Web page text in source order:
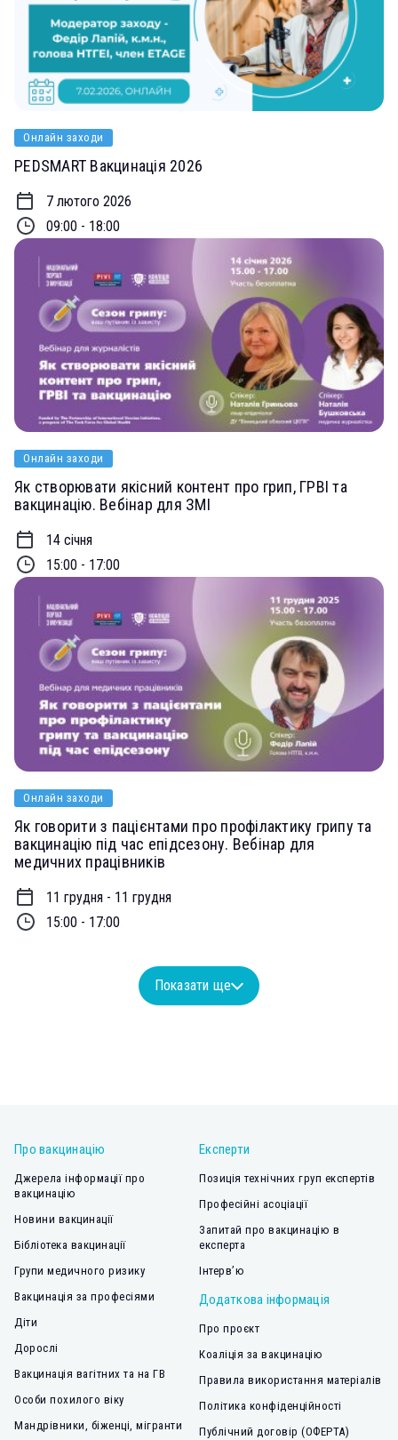
Онлайн заходи
PEDSMART Вакцинація 2026
7 лютого 2026
09:00 - 18:00
Онлайн заходи
Як створювати якісний контент про грип, ГРВІ та
вакцинацію. Вебінар для ЗМІ
14 січня
15:00 - 17:00
Онлайн заходи
Як говорити з пацієнтами про профілактику грипу та
вакцинацію під час епідсезону. Вебінар для
медичних працівників
11 грудня - 11 грудня
15:00 - 17:00
Показати ще
Про вакцинацію
Джерела інформації про
вакцинацію
Новини вакцинації
Бібліотека вакцинації
Групи медичного ризику
Вакцинація за професіями
Діти
Дорослі
Вакцинація вагітних та на ГВ
Особи похилого віку
Мандрівники, біженці, мігранти
Експерти
Позиція технічних груп експертів
Професійні асоціації
Запитай про вакцинацію в
експерта
Інтерв’ю
Додаткова інформація
Про проєкт
Коаліція за вакцинацію
Правила використання матеріалів
Політика конфіденційності
Публічний договір (ОФЕРТА)